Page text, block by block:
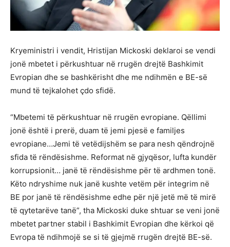
Kryeministri i vendit, Hristijan Mickoski deklaroi se vendi
jonë mbetet i përkushtuar në rrugën drejtë Bashkimit
Evropian dhe se bashkërisht dhe me ndihmën e BE-së
mund të tejkalohet çdo sfidë.
“Mbetemi të përkushtuar në rrugën evropiane. Qëllimi
jonë është i prerë, duam të jemi pjesë e familjes
evropiane…Jemi të vetëdijshëm se para nesh qëndrojnë
sfida të rëndësishme. Reformat në gjyqësor, lufta kundër
korrupsionit… janë të rëndësishme për të ardhmen tonë.
Këto ndryshime nuk janë kushte vetëm për integrim në
BE por janë të rëndësishme edhe për një jetë më të mirë
të qytetarëve tanë”, tha Mickoski duke shtuar se veni jonë
mbetet partner stabil i Bashkimit Evropian dhe kërkoi që
Evropa të ndihmojë se si të gjejmë rrugën drejtë BE-së.